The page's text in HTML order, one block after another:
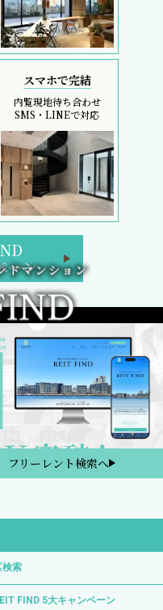
スマホで完結
内覧現地待ち合わせ
SMS・LINEで対応
ーン
フリーレント検索へ
検索
FIND 5大キャンペーン